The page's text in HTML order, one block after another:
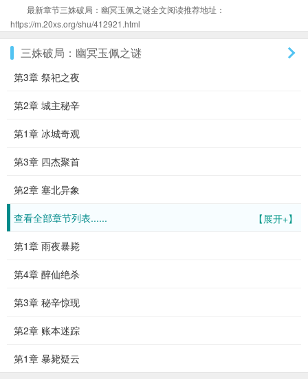
最新章节三姝破局：幽冥玉佩之谜全文阅读推荐地址：
https://m.20xs.org/shu/412921.html
三姝破局：幽冥玉佩之谜
第3章 祭祀之夜
第2章 城主秘辛
第1章 冰城奇观
第3章 四杰聚首
第2章 塞北异象
【展开+】
查看全部章节列表......
第1章 雨夜暴毙
第4章 醉仙绝杀
第3章 秘辛惊现
第2章 账本迷踪
第1章 暴毙疑云